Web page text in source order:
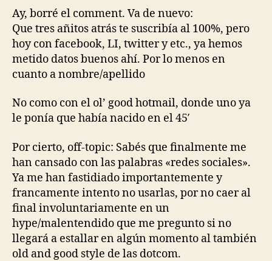
Ay, borré el comment. Va de nuevo:
Que tres añitos atrás te suscribía al 100%, pero
hoy con facebook, LI, twitter y etc., ya hemos
metido datos buenos ahí. Por lo menos en
cuanto a nombre/apellido
No como con el ol’ good hotmail, donde uno ya
le ponía que había nacido en el 45′
Por cierto, off-topic: Sabés que finalmente me
han cansado con las palabras «redes sociales».
Ya me han fastidiado importantemente y
francamente intento no usarlas, por no caer al
final involuntariamente en un
hype/malentendido que me pregunto si no
llegará a estallar en algún momento al también
old and good style de las dotcom.